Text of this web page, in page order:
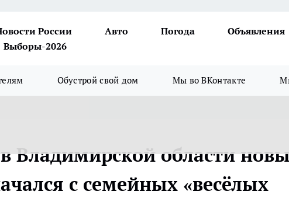
России Авто Погода
Объявления
Выборы-2026
Обустрой свой дом Мы во ВКонтакте
Владимирской области
с семейных «весёлых